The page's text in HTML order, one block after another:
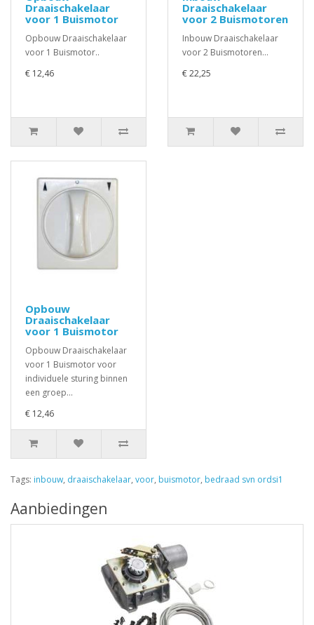
Draaischakelaar
voor 1 Buismotor
Opbouw Draaischakelaar
voor 1 Buismotor..
€ 12,46
Draaischakelaar
voor 2 Buismotoren
Inbouw Draaischakelaar
voor 2 Buismotoren...
€ 22,25
Opbouw
Draaischakelaar
voor 1 Buismotor
Opbouw Draaischakelaar
voor 1 Buismotor voor
individuele sturing binnen
een groep...
€ 12,46
Tags: inbouw, draaischakelaar, voor, buismotor, bedraad svn ordsi1
Aanbiedingen